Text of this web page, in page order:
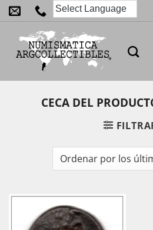
Saltar
al
contenido
CECA DEL